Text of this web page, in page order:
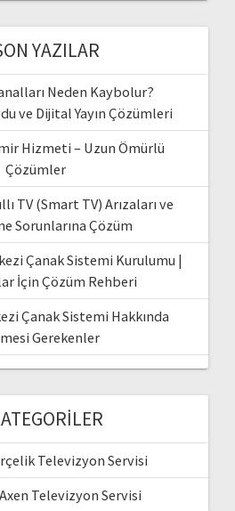
YAZILAR
Neden Kaybolur?
ve Dijital Yayın Çözümleri
Hizmeti – Uzun Ömürlü
Çözümler
TV (Smart TV) Arızaları ve
Sorunlarına Çözüm
Çanak Sistemi Kurulumu |
İçin Çözüm Rehberi
Çanak Sistemi Hakkında
Gerekenler
Televizyon Servisi
Televizyon Servisi